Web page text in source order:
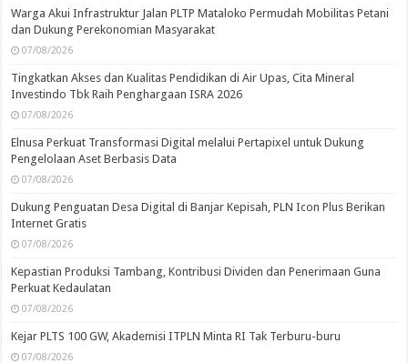
Warga Akui Infrastruktur Jalan PLTP Mataloko Permudah Mobilitas Petani
dan Dukung Perekonomian Masyarakat
07/08/2026
Tingkatkan Akses dan Kualitas Pendidikan di Air Upas, Cita Mineral
Investindo Tbk Raih Penghargaan ISRA 2026
07/08/2026
Elnusa Perkuat Transformasi Digital melalui Pertapixel untuk Dukung
Pengelolaan Aset Berbasis Data
07/08/2026
Dukung Penguatan Desa Digital di Banjar Kepisah, PLN Icon Plus Berikan
Internet Gratis
07/08/2026
Kepastian Produksi Tambang, Kontribusi Dividen dan Penerimaan Guna
Perkuat Kedaulatan
07/08/2026
Kejar PLTS 100 GW, Akademisi ITPLN Minta RI Tak Terburu-buru
07/08/2026